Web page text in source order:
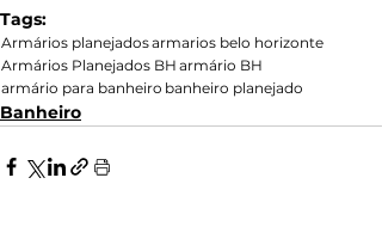
Tags:
Armários planejadosarmarios belo horizonte
Armários Planejados BH armário BH
armário para banheiro banheiro planejado
Banheiro